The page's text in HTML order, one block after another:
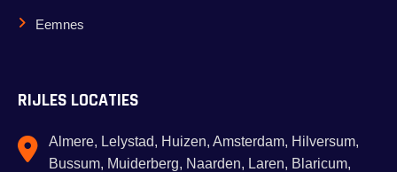
Eemnes
RIJLES LOCATIES
Almere, Lelystad, Huizen, Amsterdam, Hilversum,
Bussum, Muiderberg, Naarden, Laren, Blaricum,